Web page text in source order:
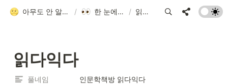
아무도 안 알려줘서 만든 청소년 네트워크 가이드 / 한 눈에 모아보기 / 읽다익다
읽다익다
풀네임 인문학책방 읽다익다